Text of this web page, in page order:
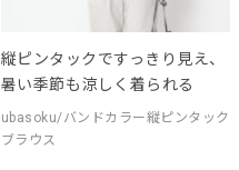
縦ピンタックですっきり見え、
暑い季節も涼しく着られる
ubasoku/バンドカラー縦ピンタック
ブラウス